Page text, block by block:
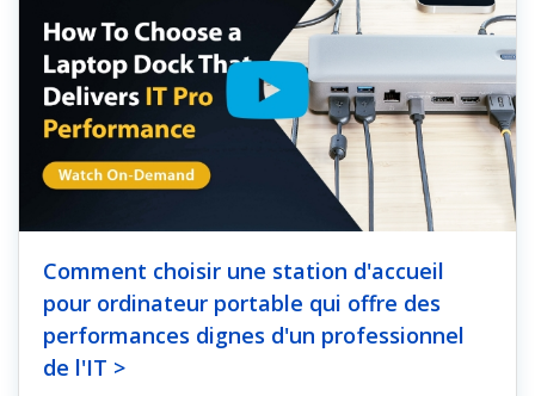
Comment choisir une station d'accueil
pour ordinateur portable qui offre des
performances dignes d'un professionnel
de l'IT >